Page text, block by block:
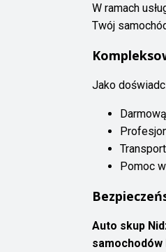
W ramach
Twój
Jako
Pomoc
Auto skup
samochodów